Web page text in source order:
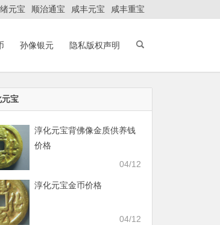
元宝 顺治通宝 咸丰元宝 咸丰重宝
孙像银元 隐私版权声明
宝
淳化元宝背佛像金质供养钱
价格
04/12
淳化元宝金币价格
04/12